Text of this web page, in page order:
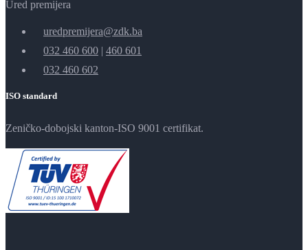
Ured premijera
uredpremijera@zdk.ba
032 460 600 | 460 601
032 460 602
ISO standard
Zeničko-dobojski kanton-ISO 9001 certifikat.